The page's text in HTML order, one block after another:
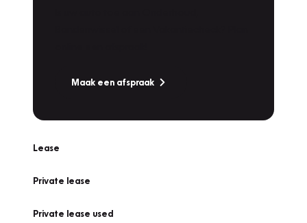
Maak een afspraak
Lease
Private lease
Private lease used